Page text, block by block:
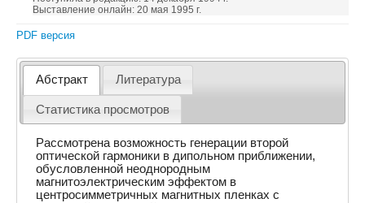
Выставление онлайн: 20 мая 1995 г.
PDF версия
Абстракт Литература
Статистика просмотров
Рассмотрена возможность генерации второй
оптической гармоники в дипольном приближении,
обусловленной неоднородным
магнитоэлектрическим эффектом в
центросимметричных магнитных пленках с